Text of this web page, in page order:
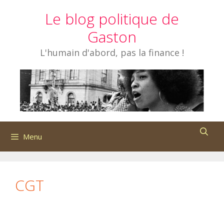
Le blog politique de
Gaston
L'humain d'abord, pas la finance !
Menu
CGT